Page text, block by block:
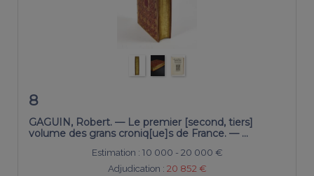
8
GAGUIN, Robert. — Le premier [second, tiers]
volume des grans croniq[ue]s de France. — …
Estimation : 10 000 - 20 000 €
Adjudication : 20 852 €